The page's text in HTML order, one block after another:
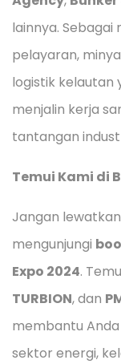
lainnya.
pelayaran,
logistik kelautan
menjalin kerja
tantangan
Temui Kami di
Jangan
mengunjungi
Expo 2024.
TURBION, dan
membantu
sektor energi,